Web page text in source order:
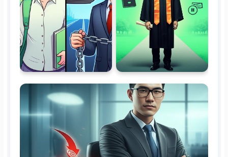
시점 (시간 연계)
이자 발생 시점
재학 중 무이자.졸업 후
소득 기준 초과 시 이자
부과 시작.
대출 실행 즉시 이자 발
생.거치 기간 중 이자
납부 필수.